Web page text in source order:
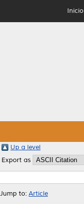
Inicio
Up a level
Export as
Jump to: Article